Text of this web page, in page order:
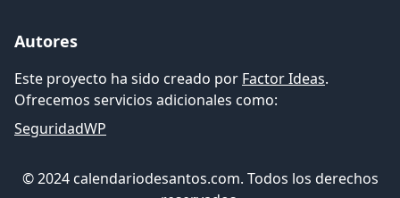
Autores
Este proyecto ha sido creado por Factor Ideas.
Ofrecemos servicios adicionales como:
SeguridadWP
© 2024 calendariodesantos.com. Todos los derechos